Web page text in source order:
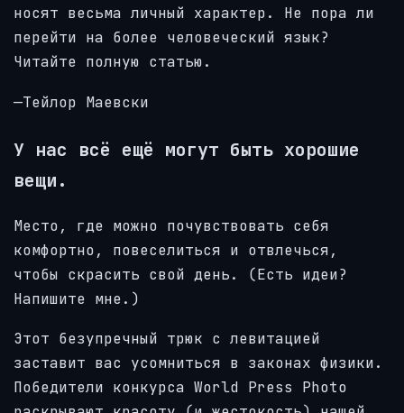
носят весьма личный характер. Не пора ли
перейти на более человеческий язык?
Читайте полную статью.
—Тейлор Маевски
У нас всё ещё могут быть хорошие
вещи.
Место, где можно почувствовать себя
комфортно, повеселиться и отвлечься,
чтобы скрасить свой день. (Есть идеи?
Напишите мне.)
Этот безупречный трюк с левитацией
заставит вас усомниться в законах физики.
Победители конкурса World Press Photo